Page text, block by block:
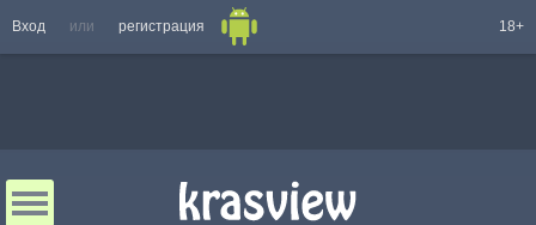
Вход или регистрация 18+